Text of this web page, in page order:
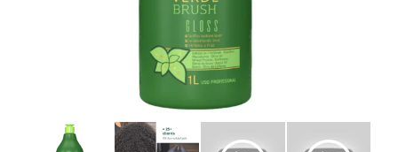
Levering en Betaling
Veelgestelde vragen